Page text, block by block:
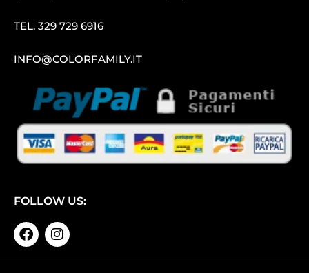
TEL. 329 729 6916
INFO@COLORFAMILY.IT
FOLLOW US: